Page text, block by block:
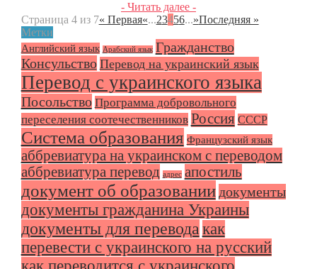
- Читать далее -
Страница 4 из 7« Первая«...23456...»Последняя »
Метки
Английский язык Арабский язык Гражданство
Консульство Перевод на украинский язык
Перевод с украинского языка
Посольство Программа добровольного
переселения соотечественников Россия СССР
Система образования Французский язык
аббревиатура на украинском с переводом
аббревиатура перевод адрес апостиль
документ об образовании документы
документы гражданина Украины
документы для перевода как
перевести с украинского на русский